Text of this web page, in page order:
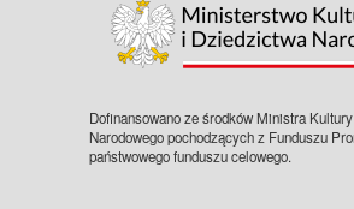
Dofinansowano ze środków Ministra
Narodowego pochodzących z Funduszu
państwowego funduszu celowego.